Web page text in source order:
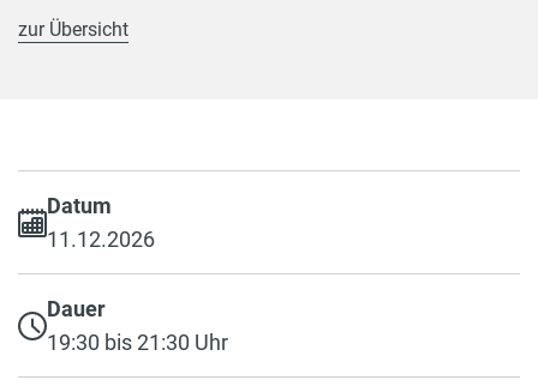
zur Übersicht
Datum
11.12.2026
Dauer
19:30 bis 21:30 Uhr